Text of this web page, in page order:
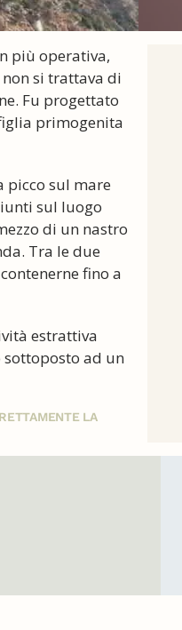
più operativa,
si trattava di
Fu progettato
primogenita
picco sul mare
sul luogo
di un nastro
Tra le due
fino a
estrattiva
sottoposto ad un
LA